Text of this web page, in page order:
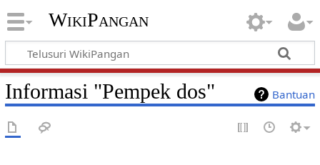
WikiPangan
Bantuan
Informasi "Pempek dos"